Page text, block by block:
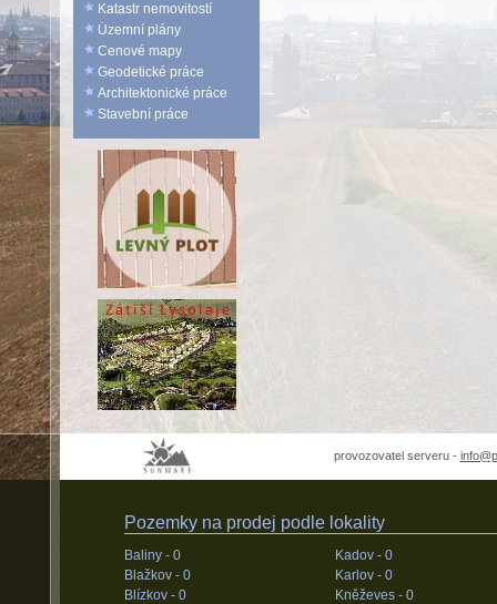
Katastr nemovitostí
Územní plány
Cenové mapy
Geodetické práce
Architektonické práce
Stavební práce
provozovatel serveru -
Pozemky na prodej podle lokality
Baliny - 0
Blažkov - 0
Blízkov - 0
Kadov - 0
Karlov - 0
Kněževes - 0